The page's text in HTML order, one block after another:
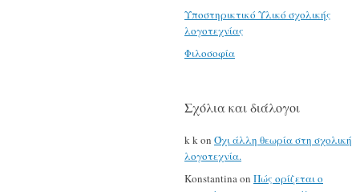
Υποστηρικτικό Υλικό σχολικής
λογοτεχνίας
Φιλοσοφία
Σχόλια και διάλογοι
k kon Όχι άλλη θεωρία στη σχολική
λογοτεχνία.
Konstantinaon Πώς ορίζεται ο